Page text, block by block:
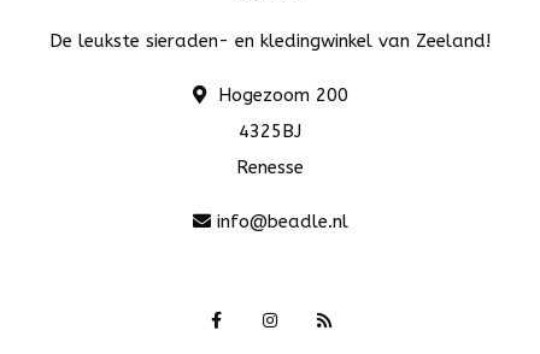
De leukste sieraden- en kledingwinkel van Zeeland!
Hogezoom 200
4325BJ
Renesse
info@beadle.nl